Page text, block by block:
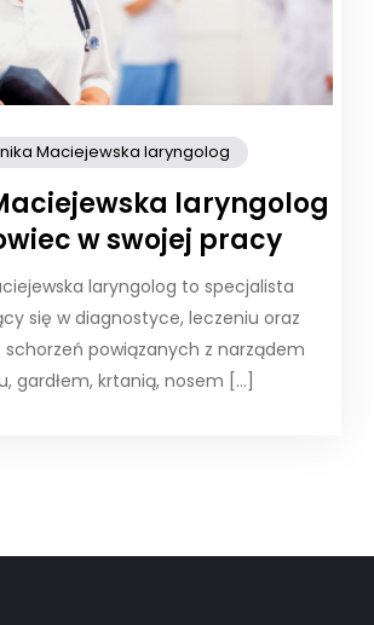
Maciejewska laryngolog
laryngolog
w swojej pracy
laryngolog to specjalista
się w diagnostyce, leczeniu oraz
powiązanych z narządem
gardłem, krtanią, nosem […]